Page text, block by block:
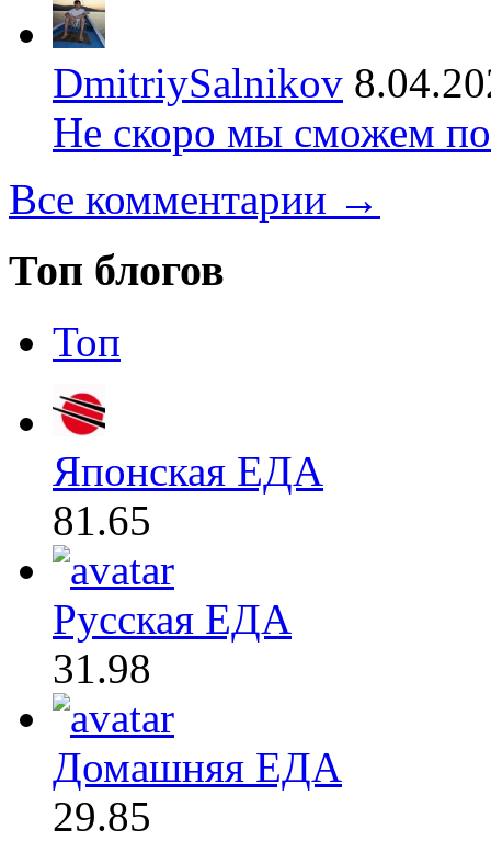
DmitriySalnikov
Не скоро мы сможем
Все комментарии →
Топ блогов
Топ
Японская ЕДА
81.65
Русская ЕДА
31.98
Домашняя ЕДА
29.85